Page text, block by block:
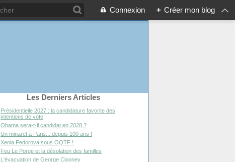
Connexion + Créer mon blog
Les Derniers Articles
Présidentielle 2027 : la candidature favorite des
intentions de vote
Obama sera-t-il candidat en 2028 ?
Un minaret à Paris... depuis 100 ans !
Xenia Fedorova sous OQTF !
Feu Le Porge et la désolation des familles
L'évacuation de George Clooney